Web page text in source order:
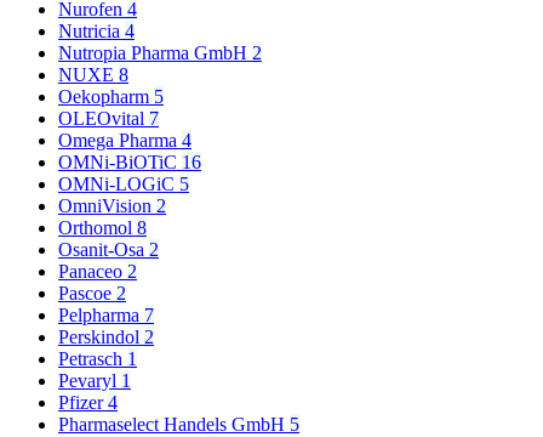
Nurofen 4
Nutricia 4
Nutropia Pharma GmbH 2
NUXE 8
Oekopharm 5
OLEOvital 7
Omega Pharma 4
OMNi-BiOTiC 16
OMNi-LOGiC 5
OmniVision 2
Orthomol 8
Osanit-Osa 2
Panaceo 2
Pascoe 2
Pelpharma 7
Perskindol 2
Petrasch 1
Pevaryl 1
Pfizer4
Pharmaselect Handels GmbH 5